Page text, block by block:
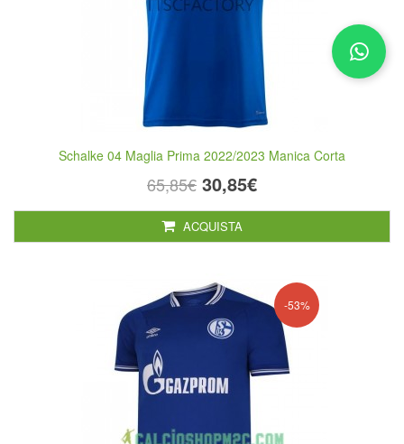
Schalke 04 Maglia Prima 2022/2023 Manica Corta
65,85€ 30,85€
ACQUISTA
-53%